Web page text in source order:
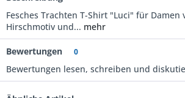
Fesches Trachten T-Shirt "Luci" für Damen
Hirschmotiv und... mehr
Bewertungen 0
Bewertungen lesen, schreiben und